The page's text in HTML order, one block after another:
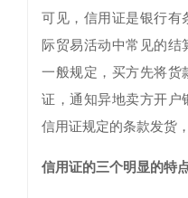
可见，信用证是银行有
际贸易活动中常见的结
一般规定，买方先将货
证，通知异地卖方开户
信用证规定的条款发货
信用证的三个明显的特